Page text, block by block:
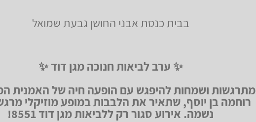
בבית כנסת אבני החושן גבעת שמואל
✨ ערב לביאות חנוכה מגן דוד ✨
מתרגשות ושמחות להיפגש עם הופעה חיה של האמנית
רוחמה בן יוסף, שתאיר את הלבבות במופע מוזיקלי
נשמה. אירוע סגור רק ללביאות מגן דוד 8551!